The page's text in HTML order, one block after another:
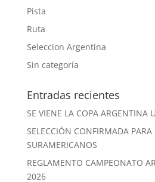
Pista
Ruta
Seleccion Argentina
Sin categoría
Entradas recientes
SE VIENE LA COPA ARGENTINA
SELECCIÓN CONFIRMADA PARA
SURAMERICANOS
REGLAMENTO CAMPEONATO
2026